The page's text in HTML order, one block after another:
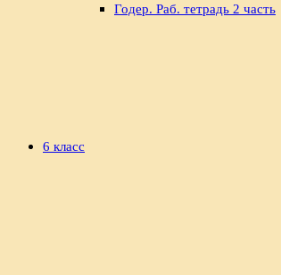
Годер. Раб. тетрадь 2 часть
6 класс